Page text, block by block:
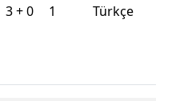
3 + 0 1 Türkçe